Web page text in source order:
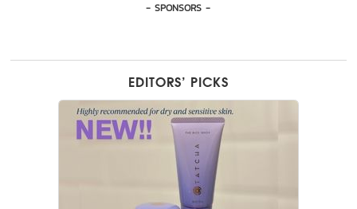
- SPONSORS -
EDITORS’ PICKS